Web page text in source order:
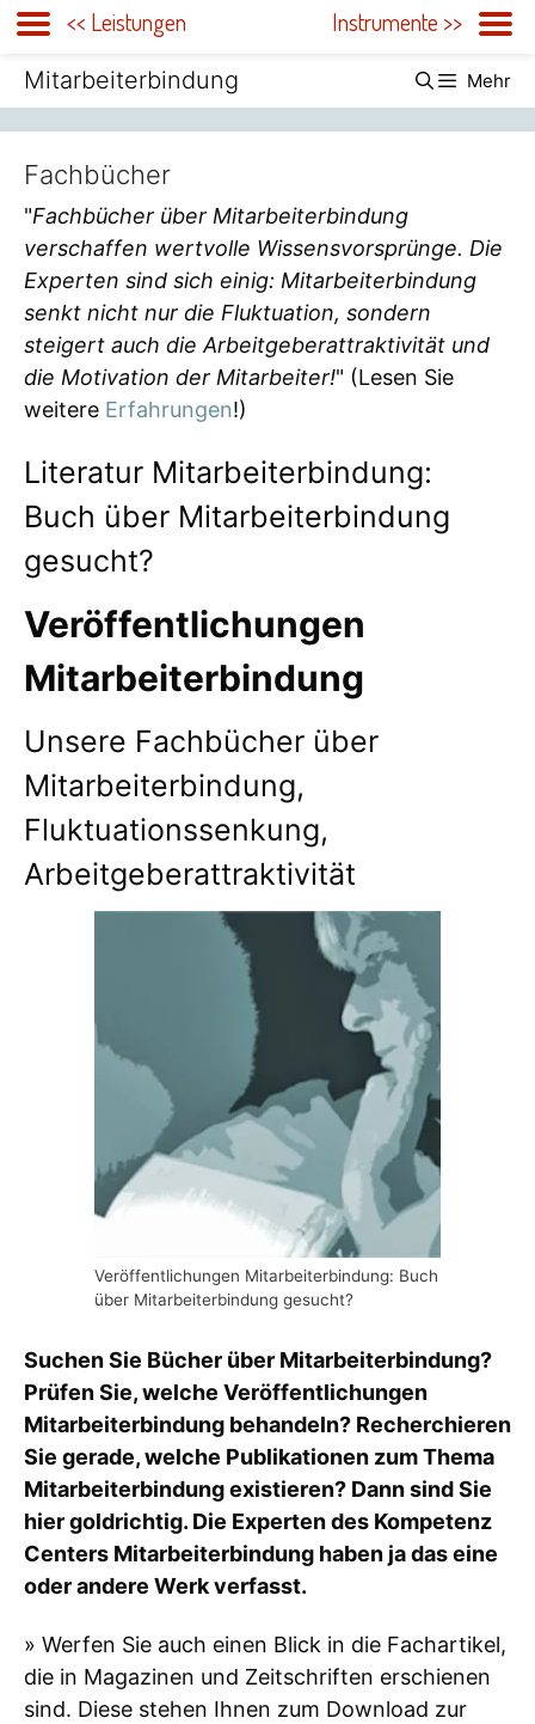
Zum
springen
Mitarbeiterbindung Mehr
Fachbücher
"Fachbücher über Mitarbeiterbindung
verschaffen wertvolle Wissensvorsprünge. Die
Experten sind sich einig: Mitarbeiterbindung
senkt nicht nur die Fluktuation, sondern
steigert auch die Arbeitgeberattraktivität und
die Motivation der Mitarbeiter!" (Lesen Sie
weitere Erfahrungen!)
Literatur Mitarbeiterbindung:
Buch über Mitarbeiterbindung
gesucht?
Veröffentlichungen
Mitarbeiterbindung
Unsere Fachbücher über
Mitarbeiterbindung,
Fluktuationssenkung,
Arbeitgeberattraktivität
Veröffentlichungen Mitarbeiterbindung: Buch
über Mitarbeiterbindung gesucht?
Suchen Sie Bücher über Mitarbeiterbindung?
Prüfen Sie, welche Veröffentlichungen
Mitarbeiterbindung behandeln? Recherchieren
Sie gerade, welche Publikationen zum Thema
Mitarbeiterbindung existieren? Dann sind Sie
hier goldrichtig. Die Experten des Kompetenz
Centers Mitarbeiterbindung haben ja das eine
oder andere Werk verfasst.
» Werfen Sie auch einen Blick in die Fachartikel,
die in Magazinen und Zeitschriften erschienen
sind. Diese stehen Ihnen zum Download zur
<< Leistungen Instrumente >>